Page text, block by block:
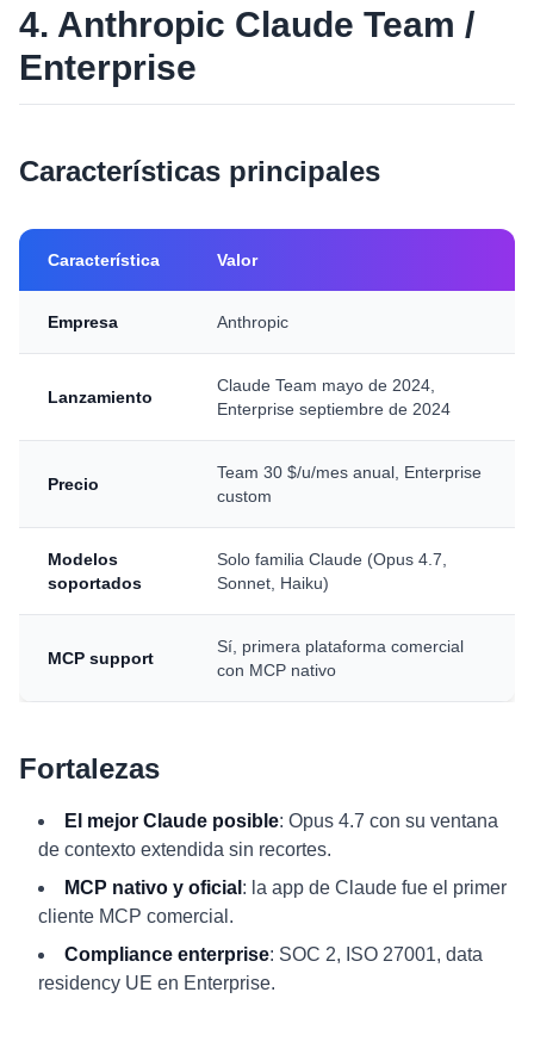
4. Anthropic Claude Team /
Enterprise
Características principales
Característica Valor
Empresa Anthropic
Lanzamiento
Claude Team mayo de 2024,
Enterprise septiembre de 2024
Precio
Team 30 $/u/mes anual, Enterprise
custom
Modelos
soportados
Solo familia Claude (Opus 4.7,
Sonnet, Haiku)
MCP support
Sí, primera plataforma comercial
con MCP nativo
Fortalezas
El mejor Claude posible: Opus 4.7 con su ventana
de contexto extendida sin recortes.
MCP nativo y oficial : la app de Claude fue el primer
cliente MCP comercial.
Compliance enterprise: SOC 2, ISO 27001, data
residency UE en Enterprise.